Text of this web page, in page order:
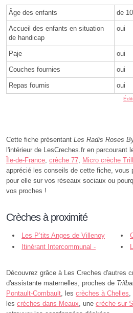
Âge des enfants de
Accueil des enfants en situation
de handicap
oui
Paje oui
Couches fournies oui
Repas fournis oui
Cette fiche présentant Les Radis Roses
l'intérieur de LesCreches.fr en parcourant
Île-de-France crèche 77 Micro crèche
apprécié les conseils de cette fiche, vous
pour elle sur vos réseaux sociaux ou
vos proches !
Crèches à proximité
Les P’tits Anges de Villenoy
Itinérant Intercommunal -
Découvrez grâce à Les Creches d'autres
d'assistante maternelles, proches de
Pontault-Combault , les crèches à Chelles
les crèches dans Meaux , une crèche sur